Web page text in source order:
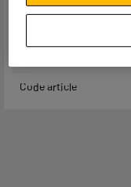
Adresse électronique
Code article